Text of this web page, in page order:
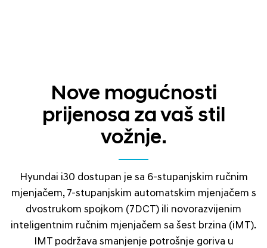
Nove mogućnosti
prijenosa za vaš stil
vožnje.
Hyundai i30 dostupan je sa 6-stupanjskim ručnim
mjenjačem, 7-stupanjskim automatskim mjenjačem s
dvostrukom spojkom (7DCT) ili novorazvijenim
inteligentnim ručnim mjenjačem sa šest brzina (iMT).
IMT podržava smanjenje potrošnje goriva u